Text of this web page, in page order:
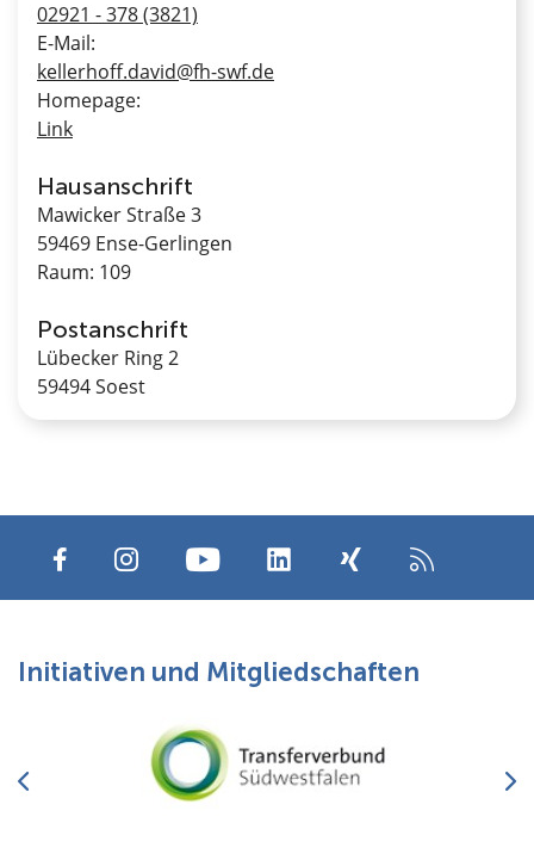
02921 - 378 (3821)
E-Mail:
kellerhoff.david@fh-swf.de
Homepage:
Link
Hausanschrift
Mawicker Straße 3
59469 Ense-Gerlingen
Raum: 109
Postanschrift
Lübecker Ring 2
59494 Soest
Initiativen und Mitgliedschaften